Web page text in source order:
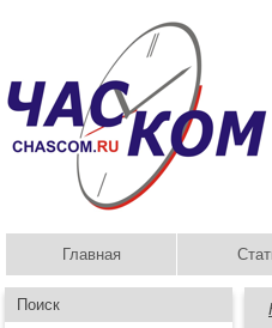
Главная
Поиск